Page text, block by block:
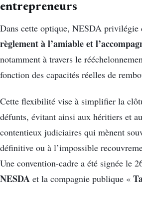
entrepreneurs
Dans cette optique, NESDA privilégie
règlement à l’amiable et
notamment à travers le
fonction des capacités réelles de
Cette flexibilité vise à simplifier la
défunts, évitant ainsi aux héritiers et
contentieux judiciaires qui mènent
définitive ou à l’impossible
Une convention-cadre a été signée le
NESDA et la compagnie publique «